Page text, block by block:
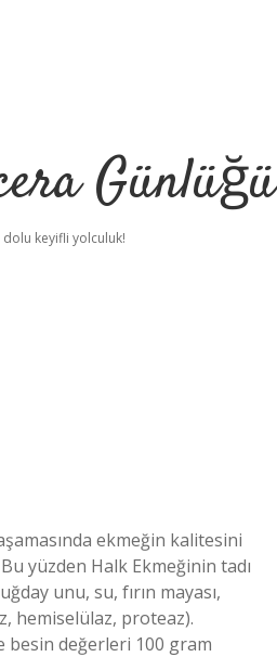
Günlüğü
keyifli yolculuk!
ekmeğin kalitesini
yüzden Halk Ekmeğinin tadı
unu, su, fırın mayası,
hemiselülaz, proteaz).
besin değerleri 100 gram